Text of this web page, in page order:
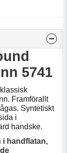
5741
Framförallt
Syntetiskt
i
handske.
i handflatan,